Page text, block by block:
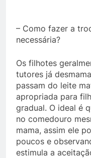
– Como fazer a
necessária?
Os filhotes
tutores já
passam do leite
apropriada para
gradual. O ideal é
no comedouro
mama, assim ele
poucos e
estimula a